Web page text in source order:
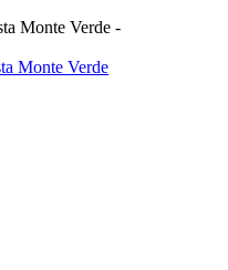
Monte Verde -